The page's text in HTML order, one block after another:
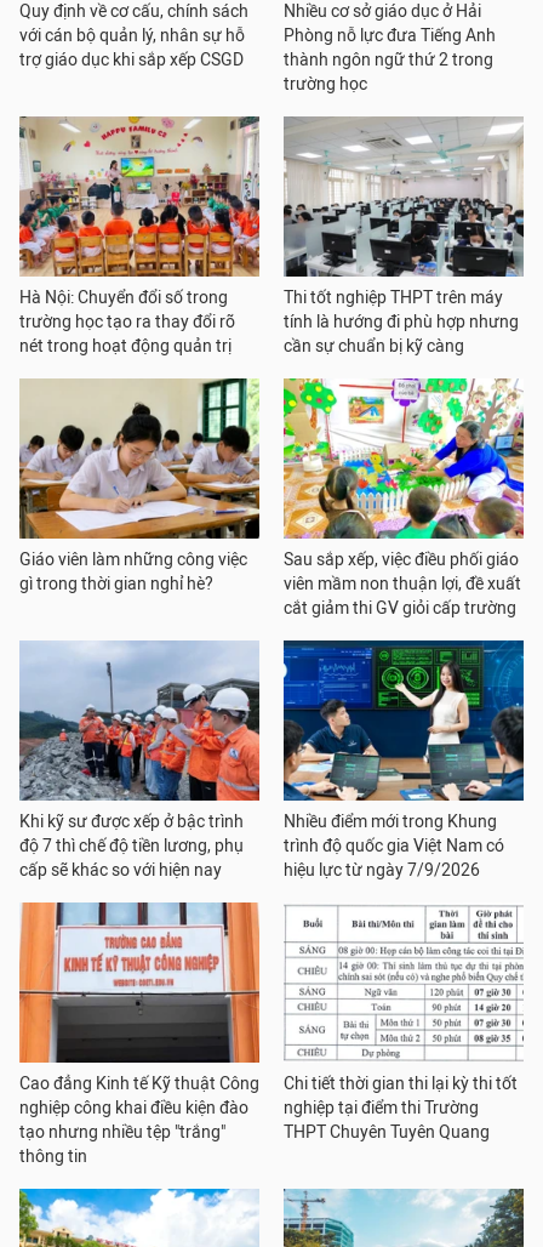
Quy định về cơ cấu, chính sách
với cán bộ quản lý, nhân sự hỗ
trợ giáo dục khi sắp xếp CSGD
Nhiều cơ sở giáo dục ở Hải
Phòng nỗ lực đưa Tiếng Anh
thành ngôn ngữ thứ 2 trong
trường học
Hà Nội: Chuyển đổi số trong
trường học tạo ra thay đổi rõ
nét trong hoạt động quản trị
Thi tốt nghiệp THPT trên máy
tính là hướng đi phù hợp nhưng
cần sự chuẩn bị kỹ càng
Giáo viên làm những công việc
gì trong thời gian nghỉ hè?
Sau sắp xếp, việc điều phối giáo
viên mầm non thuận lợi, đề xuất
cắt giảm thi GV giỏi cấp trường
Khi kỹ sư được xếp ở bậc trình
độ 7 thì chế độ tiền lương, phụ
cấp sẽ khác so với hiện nay
Nhiều điểm mới trong Khung
trình độ quốc gia Việt Nam có
hiệu lực từ ngày 7/9/2026
Cao đẳng Kinh tế Kỹ thuật Công
nghiệp công khai điều kiện đào
tạo nhưng nhiều tệp "trắng"
thông tin
Chi tiết thời gian thi lại kỳ thi tốt
nghiệp tại điểm thi Trường
THPT Chuyên Tuyên Quang